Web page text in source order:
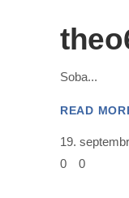
Soba
READ
19.
0
0